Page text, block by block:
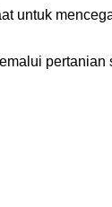
untuk